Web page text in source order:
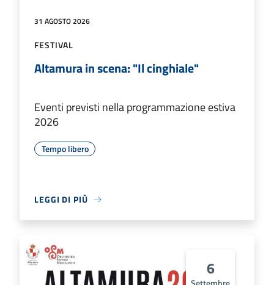
31 AGOSTO 2026
FESTIVAL
Altamura in scena: "Il cinghiale"
Eventi previsti nella programmazione estiva
2026
Tempo libero
LEGGI DI PIÙ
6